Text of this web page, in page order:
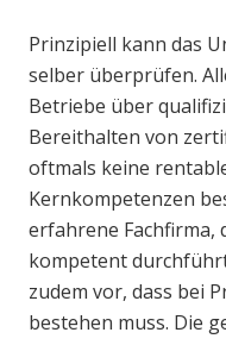
Prinzipiell kann das
selber überprüfen.
Betriebe über
Bereithalten von
oftmals keine
Kernkompetenzen
erfahrene Fachfirma,
kompetent
zudem vor, dass bei
bestehen muss. Die